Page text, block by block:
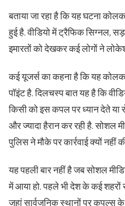
बताया जा रहा है कि यह घटना
हुई है. वीडियो में ट्रैफिक सिग्नल,
इमारतों को देखकर कई लोगों ने
कई यूजर्स का कहना है कि यह
पॉइंट है. दिलचस्प बात यह है कि
किसी को इस कपल पर ध्यान देते या
और ज्यादा हैरान कर रही है. सोशल
पुलिस ने मौके पर कार्रवाई क्यों नहीं
यह पहली बार नहीं है जब सोशल
में आया हो. पहले भी देश के कई शहरों
जहां सार्वजनिक स्थानों पर कपल्स